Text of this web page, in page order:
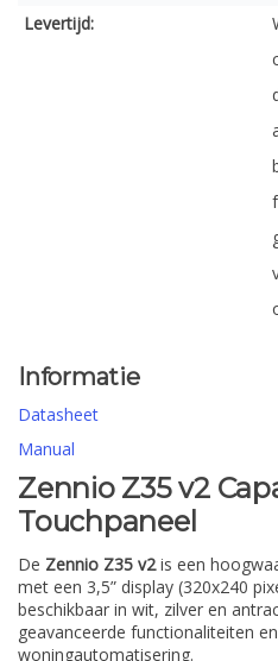
Levertijd:
Informatie
Datasheet
Manual
Zennio Z35 v2
Touchpaneel
De Zennio Z35 v2is een
met een 3,5” display (320x240
beschikbaar in wit, zilver en
geavanceerde functionaliteiten
woningautomatisering.